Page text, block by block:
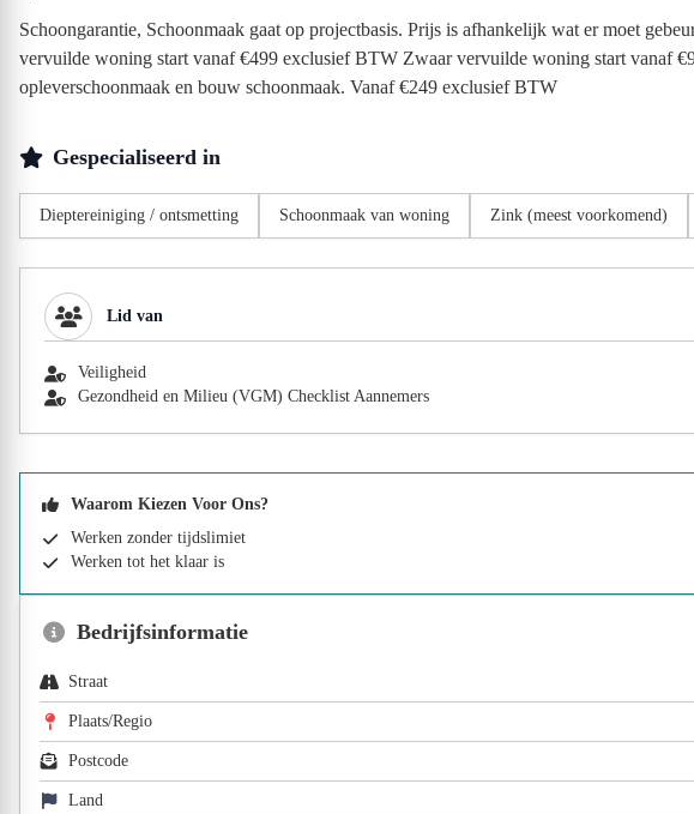
Schoongarantie, Schoonmaak gaat op projectbasis. Prijs is afhankelijk wat er moet
vervuilde woning start vanaf €499 exclusief BTW Zwaar vervuilde woning start vanaf
opleverschoonmaak en bouw schoonmaak. Vanaf €249 exclusief BTW
Gespecialiseerd in
Dieptereiniging / ontsmetting Schoonmaak van woning Zink (meest voorkomend)
Lid van
Veiligheid
Gezondheid en Milieu (VGM) Checklist Aannemers
Waarom Kiezen Voor Ons?
Werken zonder tijdslimiet
Werken tot het klaar is
Bedrijfsinformatie
Straat
Plaats/Regio
Postcode
Land